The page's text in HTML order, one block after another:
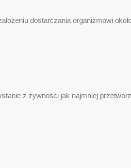
dostarczania organizmowi
z żywności jak najmniej